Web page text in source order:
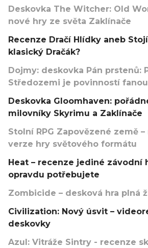
Deskovka The Witcher: Old
nové hry ze světa Zaklínače
Recenze Dračí Hlídky aneb
klasický Dračák?
Dojmy: deskovka Pán prstenů:
Středozemi je povinností
Deskovka Gloomhaven:
milovníky Skyrimu a Zaklínače
Stolní RPG Zapovězené země
verze hry světového formátu
Heat – recenze jediné závodní
opravdu potřebujete
Zombicide – desková hra plná
Civilization: Nový úsvit –
deskovky
Azul: Vitráže Sintry - recenze